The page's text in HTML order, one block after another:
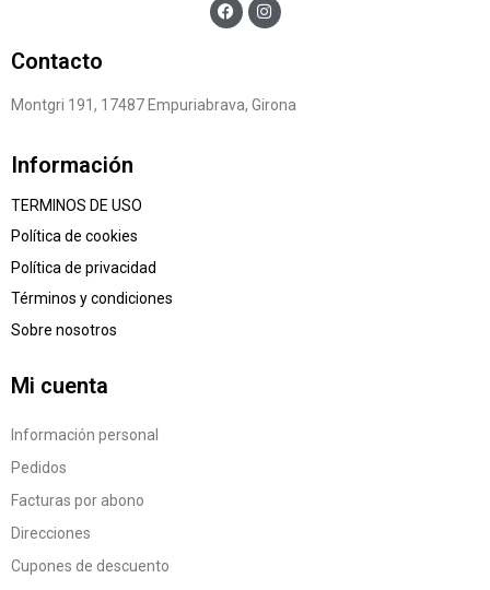
Contacto
Montgri 191, 17487 Empuriabrava, Girona
Información
TERMINOS DE USO
Política de cookies
Política de privacidad
Términos y condiciones
Sobre nosotros
Mi cuenta
Información personal
Pedidos
Facturas por abono
Direcciones
Cupones de descuento